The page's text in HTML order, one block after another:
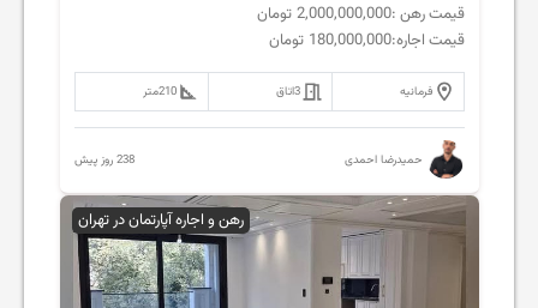
قیمت رهن :2,000,000,000 تومان
قیمت اجاره:180,000,000 تومان
فرمانیه 3اتاق 210متر
حمیدرضا احمدی 238 روز پیش
رهن و اجاره آپارتمان در تهران